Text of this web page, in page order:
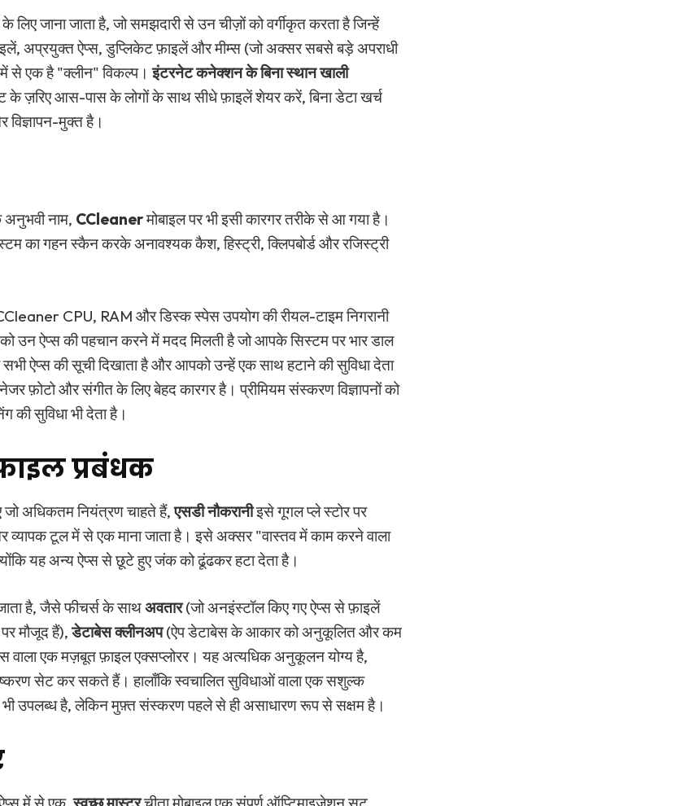
जाना जाता है, जो समझदारी से उन चीज़ों को वर्गीकृत करता है जिन्हें
अप्रयुक्त ऐप्स, डुप्लिकेट फ़ाइलें और मीम्स (जो अक्सर सबसे बड़े अपराधी
से एक है "क्लीन" विकल्प।इंटरनेट कनेक्शन के बिना स्थान खाली
के ज़रिए आस-पास के लोगों के साथ सीधे फ़ाइलें शेयर करें, बिना डेटा खर्च
विज्ञापन-मुक्त है।
अनुभवी नाम, CCleanerमोबाइल पर भी इसी कारगर तरीके से आ गया है।
का गहन स्कैन करके अनावश्यक कैश, हिस्ट्री, क्लिपबोर्ड और रजिस्ट्री
CPU, RAM और डिस्क स्पेस उपयोग की रीयल-टाइम निगरानी
उन ऐप्स की पहचान करने में मदद मिलती है जो आपके सिस्टम पर भार डाल
ऐप्स की सूची दिखाता है और आपको उन्हें एक साथ हटाने की सुविधा देता
फ़ोटो और संगीत के लिए बेहद कारगर है। प्रीमियम संस्करण विज्ञापनों को
की सुविधा भी देता है।
प्रबंधक
जो अधिकतम नियंत्रण चाहते हैं,एसडी नौकरानीइसे गूगल प्ले स्टोर पर
व्यापक टूल में से एक माना जाता है। इसे अक्सर "वास्तव में काम करने वाला
यह अन्य ऐप्स से छूटे हुए जंक को ढूंढकर हटा देता है।
है, जैसे फीचर्स के साथअवतार(जो अनइंस्टॉल किए गए ऐप्स से फ़ाइलें
पर मौजूद हैं),डेटाबेस क्लीनअप(ऐप डेटाबेस के आकार को अनुकूलित और कम
एक मज़बूत फ़ाइल एक्सप्लोरर। यह अत्यधिक अनुकूलन योग्य है,
सेट कर सकते हैं। हालाँकि स्वचालित सुविधाओं वाला एक सशुल्क
उपलब्ध है, लेकिन मुफ़्त संस्करण पहले से ही असाधारण रूप से सक्षम है।